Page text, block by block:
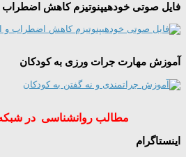
فایل صوتی خودهیپنوتیزم کاهش
آموزش مهارت جرات ورزی به کودکان
مطالب روانشناسی در
اینستاگرام